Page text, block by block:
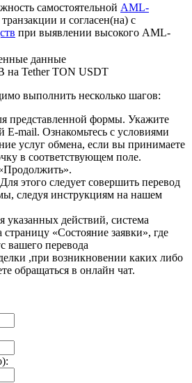
самостоятельной AML-
и согласен(на) с
при выявлении высокого AML-
данные
на Tether TON USDT
выполнить несколько шагов:
представленной формы. Укажите
E-mail. Ознакомьтесь с условиями
услуг обмена, если вы принимаете
в соответствующем поле.
этого следует совершить перевод
следуя инструкциям на нашем
указанных действий, система
страницу «Состояние заявки», где
вашего перевода
,при возникновении каких либо
обращаться в онлайн чат.